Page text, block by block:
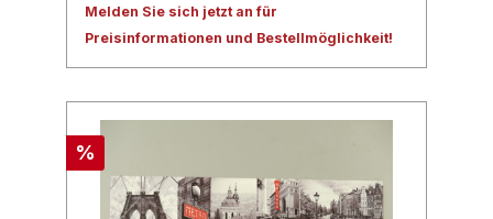
Melden Sie sich jetzt an für
Preisinformationen und Bestellmöglichkeit!
%